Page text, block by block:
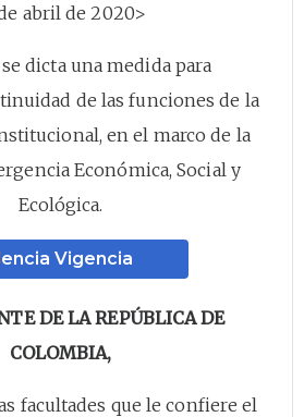
abril de 2020>
dicta una medida para
de las funciones de la
en el marco de la
Económica, Social y
Ecológica.
Vigencia
DE LA REPÚBLICA DE
COLOMBIA,
facultades que le confiere el